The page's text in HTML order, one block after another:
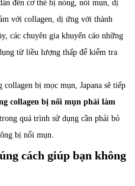
đến cơ thể bị nóng, nổi mụn, dị
với collagen, dị ứng với thành
các chuyên gia khuyến cáo những
từ liều lượng thấp để kiểm tra
bị mọc mụn, Japana sẽ tiếp
collagen bị nổi mụn phải làm
quá trình sử dụng cần phải bỏ
bị nổi mụn.
cách giúp bạn không